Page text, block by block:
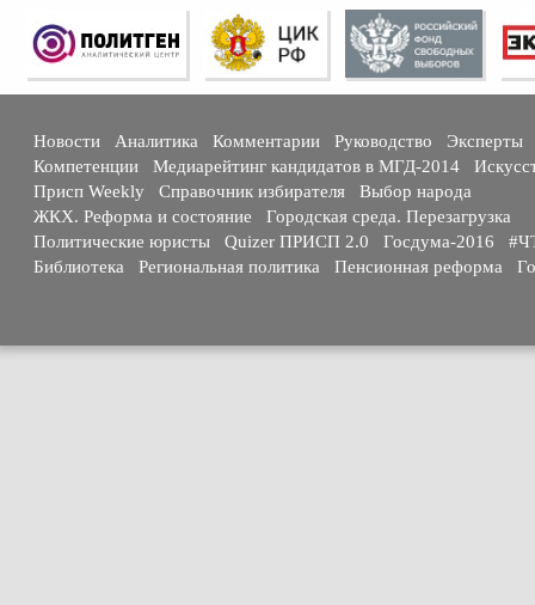
Новости Аналитика Комментарии Руководство
Эксперты
Компетенции
Медиарейтинг кандидатов в МГД-2014
Присп Weekly
Справочник избирателя
Выбор народа
ЖКХ. Реформа и состояние
Городская среда. Перезагрузка
Политические юристы
Quizer ПРИСП 2.0 Госдума-2016
Библиотека
Региональная политика Пенсионная реформа